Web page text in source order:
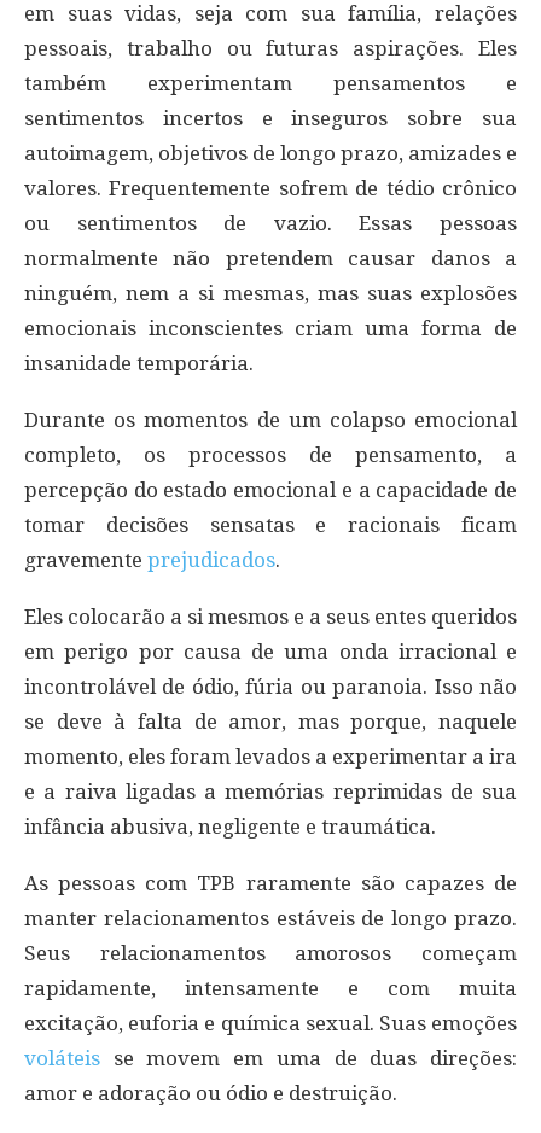
em suas vidas, seja com sua família, relações
pessoais, trabalho ou futuras aspirações. Eles
também experimentam pensamentos e
sentimentos incertos e inseguros sobre sua
autoimagem, objetivos de longo prazo, amizades e
valores. Frequentemente sofrem de tédio crônico
ou sentimentos de vazio. Essas pessoas
normalmente não pretendem causar danos a
ninguém, nem a si mesmas, mas suas explosões
emocionais inconscientes criam uma forma de
insanidade temporária.
Durante os momentos de um colapso emocional
completo, os processos de pensamento, a
percepção do estado emocional e a capacidade de
tomar decisões sensatas e racionais ficam
gravemente prejudicados.
Eles colocarão a si mesmos e a seus entes queridos
em perigo por causa de uma onda irracional e
incontrolável de ódio, fúria ou paranoia. Isso não
se deve à falta de amor, mas porque, naquele
momento, eles foram levados a experimentar a ira
e a raiva ligadas a memórias reprimidas de sua
infância abusiva, negligente e traumática.
As pessoas com TPB raramente são capazes de
manter relacionamentos estáveis de longo prazo.
Seus relacionamentos amorosos começam
rapidamente, intensamente e com muita
excitação, euforia e química sexual. Suas emoções
voláteis se movem em uma de duas direções:
amor e adoração ou ódio e destruição.